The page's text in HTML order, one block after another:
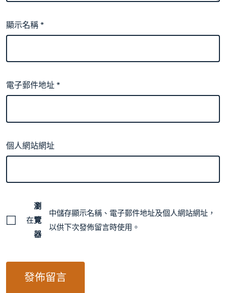
顯示名稱*
電子郵件地址*
個人網站網址
在
瀏
覽
器
中儲存顯示名稱、電子郵件地址及個人網站網址，
以供下次發佈留言時使用。